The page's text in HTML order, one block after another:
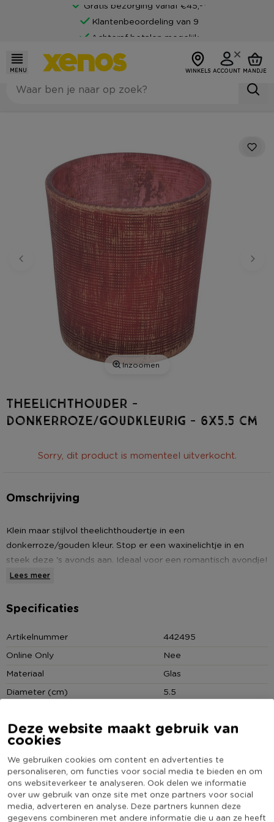
Deze website maakt gebruik van
cookies
We gebruiken cookies om content en advertenties te
personaliseren, om functies voor social media te bieden en om
ons websiteverkeer te analyseren. Ook delen we informatie
over uw gebruik van onze site met onze partners voor social
media, adverteren en analyse. Deze partners kunnen deze
gegevens combineren met andere informatie die u aan ze heeft
Gratis bezorging vanaf €45,-*
Klantenbeoordeling van 9
Achteraf betalen mogelijk
MENU WINKELS ACCOUNT MANDJE
Inzoomen
Theelichthouder -
donkerroze/goudkleurig - 6x5.5 cm
Sorry, dit product is momenteel uitverkocht.
Omschrijving
Klein maar stijlvol theelichthoudertje in een
donkerroze/gouden kleur. Stop er een waxinelichtje in en
steek deze 's avonds aan. Ideaal voor een romantisch avondje!
Leuk om te combineren met andere accessoires in dezelde
* Donkerroze/goud
* Chique look
Lees meer
Specificaties
Artikelnummer
442495
Online Only
Nee
Materiaal
Glas
Diameter (cm)
5.5
Kleur
Roze
Minimale bestelhoeveelheid
Duurzaamheidsscore
(Nog) geen score
bekend